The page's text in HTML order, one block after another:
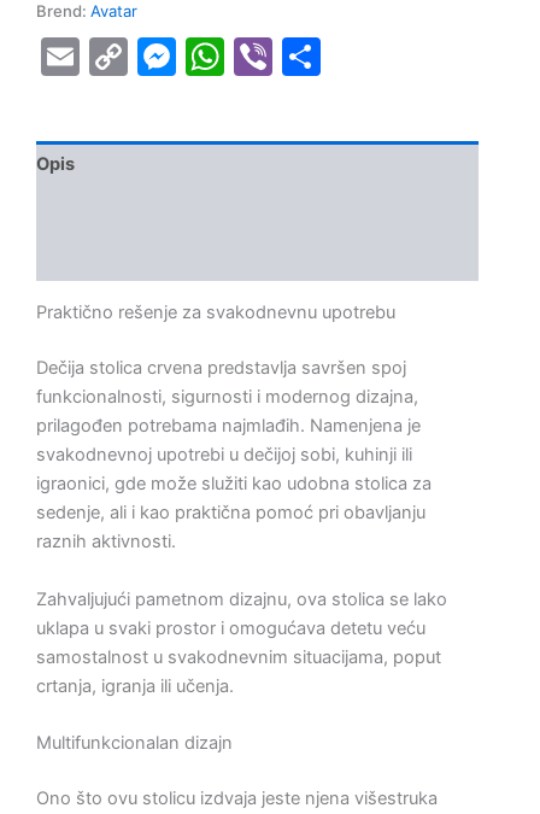
Brend: Avatar
EmailCopyMessenger
WhatsApp
Viber
Opis
Praktično rešenje za svakodnevnu upotrebu
Dečija stolica crvena predstavlja savršen spoj
funkcionalnosti, sigurnosti i modernog dizajna,
prilagođen potrebama najmlađih. Namenjena je
svakodnevnoj upotrebi u dečijoj sobi, kuhinji ili
igraonici, gde može služiti kao udobna stolica za
sedenje, ali i kao praktična pomoć pri obavljanju
raznih aktivnosti.
Zahvaljujući pametnom dizajnu, ova stolica se lako
uklapa u svaki prostor i omogućava detetu veću
samostalnost u svakodnevnim situacijama, poput
crtanja, igranja ili učenja.
Multifunkcionalan dizajn
Ono što ovu stolicu izdvaja jeste njena višestruka